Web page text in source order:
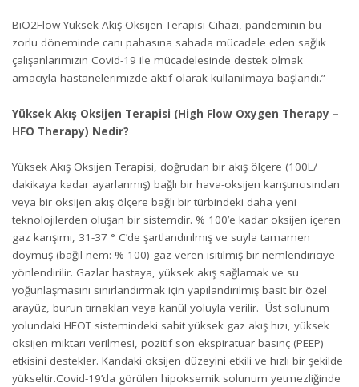
BiO2Flow Yüksek Akış Oksijen Terapisi Cihazı, pandeminin bu
zorlu döneminde canı pahasına sahada mücadele eden sağlık
çalışanlarımızın Covid-19 ile mücadelesinde destek olmak
amacıyla hastanelerimizde aktif olarak kullanılmaya başlandı.”
Yüksek Akış Oksijen Terapisi (High Flow Oxygen Therapy –
HFO Therapy) Nedir?
Yüksek Akış Oksijen Terapisi, doğrudan bir akış ölçere (100L/
dakikaya kadar ayarlanmış) bağlı bir hava-oksijen karıştırıcısından
veya bir oksijen akış ölçere bağlı bir türbindeki daha yeni
teknolojilerden oluşan bir sistemdir. % 100’e kadar oksijen içeren
gaz karışımı, 31-37 ° C’de şartlandırılmış ve suyla tamamen
doymuş (bağıl nem: % 100) gaz veren ısıtılmış bir nemlendiriciye
yönlendirilir. Gazlar hastaya, yüksek akış sağlamak ve su
yoğunlaşmasını sınırlandırmak için yapılandırılmış basit bir özel
arayüz, burun tırnakları veya kanül yoluyla verilir. Üst solunum
yolundaki HFOT sistemindeki sabit yüksek gaz akış hızı, yüksek
oksijen miktarı verilmesi, pozitif son ekspiratuar basınç (PEEP)
etkisini destekler. Kandaki oksijen düzeyini etkili ve hızlı bir şekilde
yükseltir.Covid-19’da görülen hipoksemik solunum yetmezliğinde